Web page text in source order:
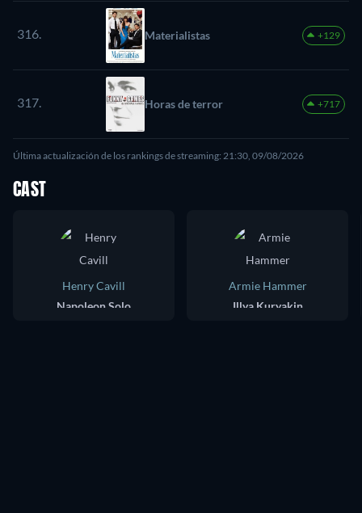
316. Materialistas +129
317. Horas de terror +717
Última actualización de los rankings de streaming: 21:30, 09/08/2026
CAST
Henry Cavill
Napoleon Solo
Armie Hammer
Illya Kuryakin